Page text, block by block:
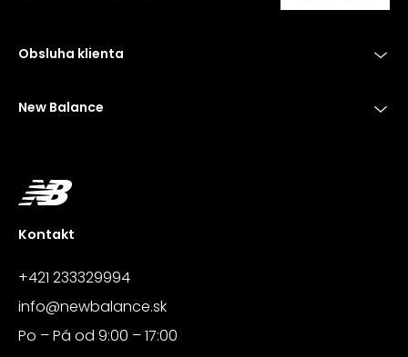
Obsluha klienta
New Balance
Kontakt
+421 233329994
info@newbalance.sk
Po – Pá od 9:00 – 17:00